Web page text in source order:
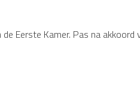
Eerste Kamer. Pas na akkoord